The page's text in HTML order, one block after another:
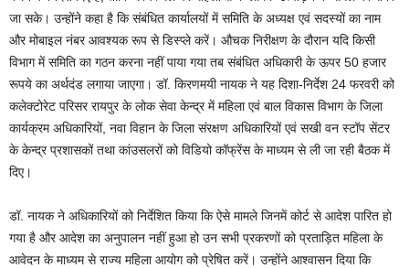
जा सके। उन्होंने कहा है कि संबंधित कार्यालयों में समिति के अध्यक्ष एवं सदस्यों का नाम
और मोबाइल नंबर आवश्यक रूप से डिस्प्ले करें। औचक निरीक्षण के दौरान यदि किसी
विभाग में समिति का गठन करना नहीं पाया गया तब संबंधित अधिकारी के ऊपर 50 हजार
रूपये का अर्थदंड लगाया जाएगा। डॉ. किरणमयी नायक ने यह दिशा-निर्देश 24 फरवरी को
कलेक्टोरेट परिसर रायपुर के लोक सेवा केन्द्र में महिला एवं बाल विकास विभाग के जिला
कार्यक्रम अधिकारियों, नवा विहान के जिला संरक्षण अधिकारियों एवं सखी वन स्टॉप सेंटर
के केन्द्र प्रशासकों तथा कांउसलरों को विडियो कॉफ्रेंस के माध्यम से ली जा रही बैठक में
दिए।
डॉ. नायक ने अधिकारियों को निर्देशित किया कि ऐसे मामले जिनमें कोर्ट से आदेश पारित हो
गया है और आदेश का अनुपालन नहीं हुआ हो उन सभी प्रकरणों को प्रताड़ित महिला के
आवेदन के माध्यम से राज्य महिला आयोग को प्रेषित करें। उन्होंने आश्वासन दिया कि